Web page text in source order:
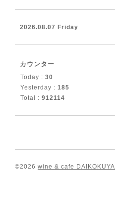
2026.08.07 Friday
カウンター
Today : 30
Yesterday : 185
Total : 912114
©2026 wine & cafe DAIKOKUYA